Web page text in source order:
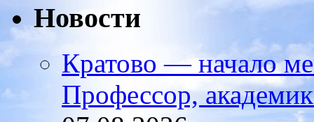
Новости
Кратово — начало
Профессор,